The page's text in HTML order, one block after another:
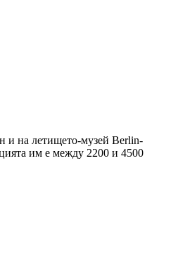
и на летището-музей Berlin-
им е между 2200 и 4500